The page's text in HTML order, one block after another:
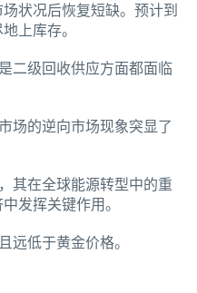
状况后恢复短缺。预计到
上库存。
二级回收供应方面都面临
场的逆向市场现象突显了
其在全球能源转型中的重
发挥关键作用。
远低于黄金价格。